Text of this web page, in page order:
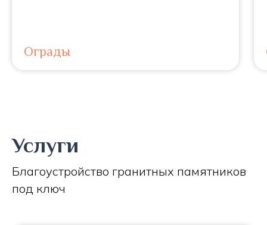
Ограды
Услуги
Благоустройство гранитных памятников
под ключ